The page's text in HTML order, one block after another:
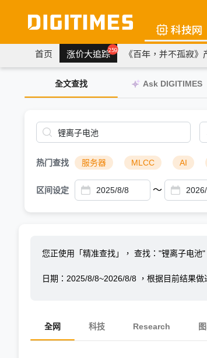
科技网
首页 涨价大追踪259 《百年，并不孤寂
全文查找 Ask DIGITIMES
热门查找 服务器 MLCC AI
区间设定 ～
您正使用「精准查找」， 查找："锂离子电池"
日期： 2025/8/8~2026/8/8 ，根据目前结果
全网 科技 Research